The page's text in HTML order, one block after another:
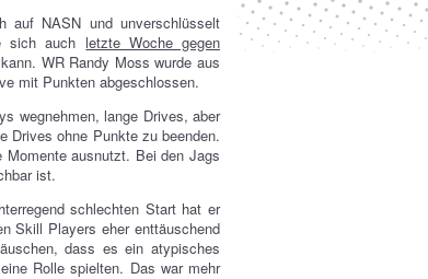
auf NASN und unverschlüsselt
sich auch letzte Woche gegen
WR Randy Moss wurde aus
mit Punkten abgeschlossen.
wegnehmen, lange Drives, aber
Drives ohne Punkte zu beenden.
ausnutzt. Bei den Jags
ist.
schlechten Start hat er
Skill Players eher enttäuschend
dass es ein atypisches
Rolle spielten. Das war mehr